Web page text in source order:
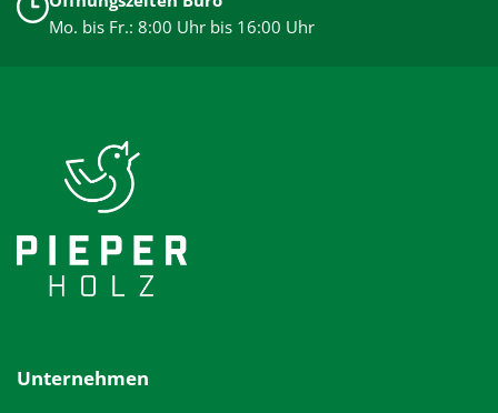
Mo. bis Fr.: 8:00 Uhr bis 16:00 Uhr
Unternehmen